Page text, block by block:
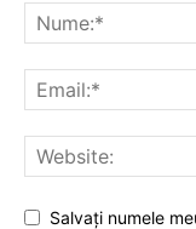
Salvaţi numele